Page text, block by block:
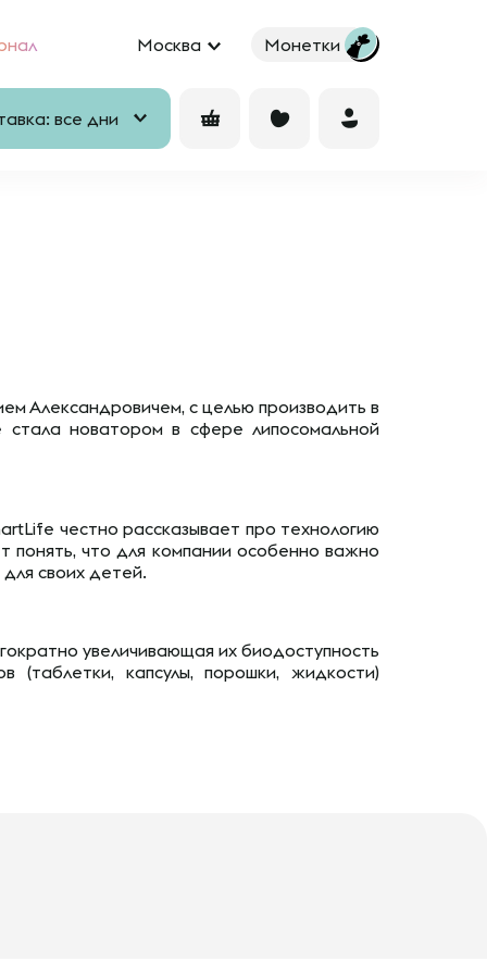
Москва Монетки
все дни
Александровичем, с целью производить в
новатором в сфере липосомальной
честно рассказывает про технологию
понять, что для компании особенно важно
своих детей.
увеличивающая их биодоступность
капсулы, порошки, жидкости)